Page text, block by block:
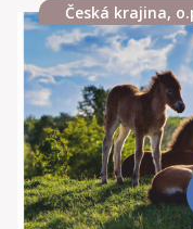
Česká krajina,